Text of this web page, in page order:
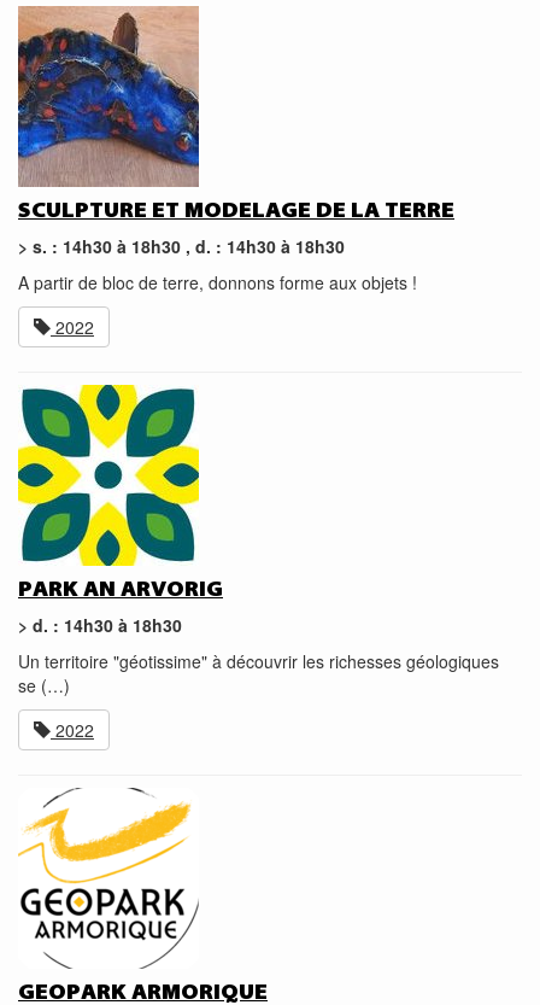
SCULPTURE ET MODELAGE DE LA TERRE
> s. : 14h30 à 18h30 , d. : 14h30 à 18h30
A partir de bloc de terre, donnons forme aux objets !
2022
PARK AN ARVORIG
> d. : 14h30 à 18h30
Un territoire "géotissime" à découvrir les richesses géologiques
se (…)
2022
GEOPARK ARMORIQUE